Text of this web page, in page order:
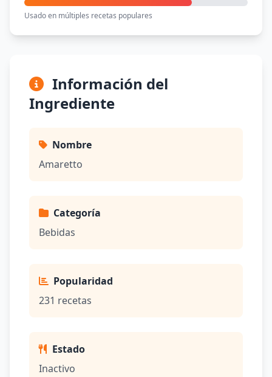
Usado en múltiples recetas populares
Información del
Ingrediente
Nombre
Amaretto
Categoría
Bebidas
Popularidad
231 recetas
Estado
Inactivo